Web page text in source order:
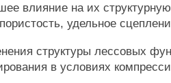
влияние на их
удельное
структуры лессовых
в условиях